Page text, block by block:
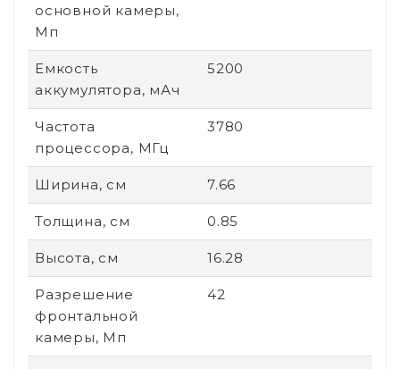
основной камеры,
Мп
Емкость
аккумулятора, мАч
5200
Частота
процессора, МГц
3780
Ширина, см 7.66
Толщина, см 0.85
Высота, см 16.28
Разрешение
фронтальной
камеры, Мп
42